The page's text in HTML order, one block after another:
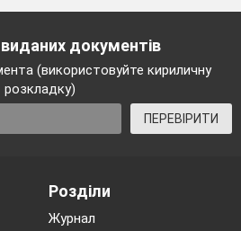
документів
(використовуйте кириличну
розкладку)
ПЕРЕВІРИТИ
Розділи
Журнал